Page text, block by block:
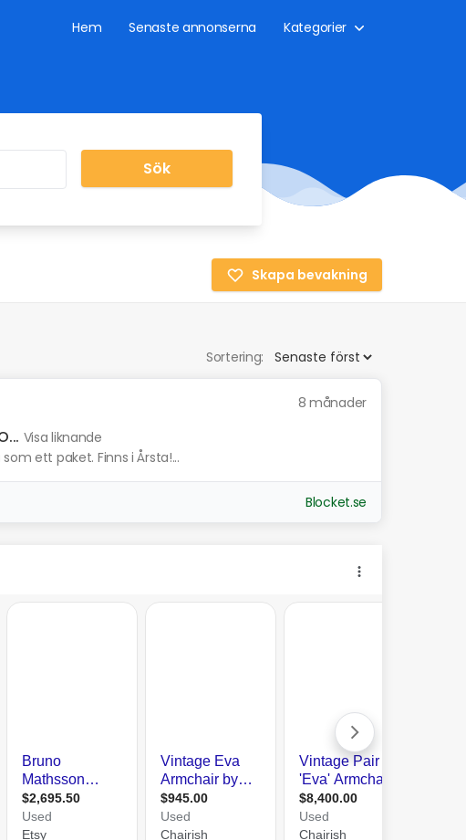
Hem Senaste annonserna Kategorier
Sök
Skapa bevakning
Sortering:
8 månader
Visa liknande
ett paket. Finns i Årsta!...
Blocket.se